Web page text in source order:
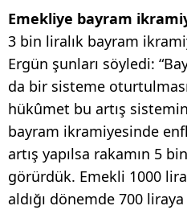
Emekliye bayram
3 bin liralık bayram
Ergün şunları söyledi:
da bir sisteme oturtulması
hükûmet bu artış
bayram ikramiyesinde
artış yapılsa rakamın 5
görürdük. Emekli 1000
aldığı dönemde 700